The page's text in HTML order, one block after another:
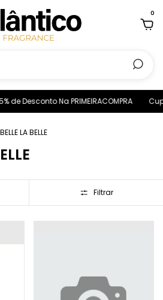
0
de Desconto Na PRIMEIRACOMPRA
LA BELLE
Filtrar